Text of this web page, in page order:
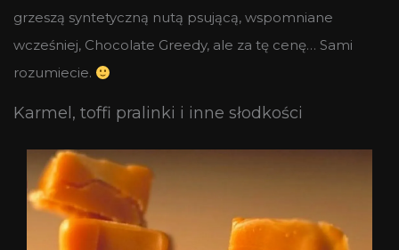
grzeszą syntetyczną nutą psującą, wspomniane
wcześniej, Chocolate Greedy, ale za tę cenę… Sami
rozumiecie.
Karmel, toffi pralinki i inne słodkości